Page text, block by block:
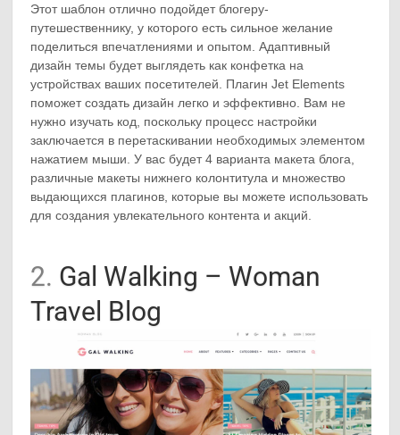
Этот шаблон отлично подойдет блогеру-
путешественнику, у которого есть сильное желание
поделиться впечатлениями и опытом. Адаптивный
дизайн темы будет выглядеть как конфетка на
устройствах ваших посетителей. Плагин Jet Elements
поможет создать дизайн легко и эффективно. Вам не
нужно изучать код, поскольку процесс настройки
заключается в перетаскивании необходимых элементом
нажатием мыши. У вас будет 4 варианта макета блога,
различные макеты нижнего колонтитула и множество
выдающихся плагинов, которые вы можете использовать
для создания увлекательного контента и акций.
2. Gal Walking – Woman
Travel Blog